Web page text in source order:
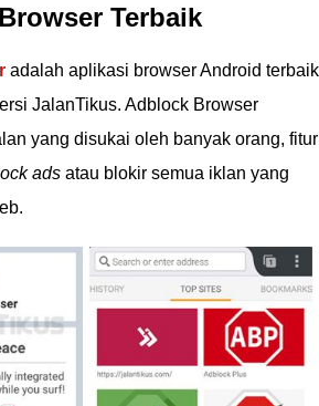
Terbaik
adalah aplikasi browser Android terbaik
JalanTikus. Adblock Browser
yang disukai oleh banyak orang, fitur
ads atau blokir semua iklan yang